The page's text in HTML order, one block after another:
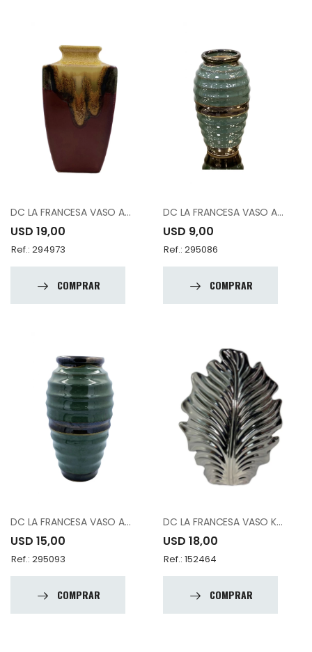
DC LA FRANCESA VASO A83783-K891-A12
USD 19,00
Ref.: 294973
COMPRAR
DC LA FRANCESA VASO A83836-K1535-A10
USD 9,00
Ref.: 295086
COMPRAR
DC LA FRANCESA VASO A83836-K1535-A13
USD 15,00
Ref.: 295093
COMPRAR
DC LA FRANCESA VASO K8772B 14.75"
USD 18,00
Ref.: 152464
COMPRAR